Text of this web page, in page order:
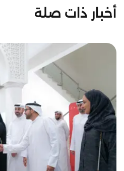
أخبار ذات صلة